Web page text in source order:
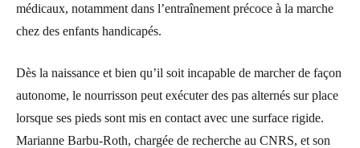
médicaux, notamment dans l’entraînement précoce à la marche
chez des enfants handicapés.
Dès la naissance et bien qu’il soit incapable de marcher de façon
autonome, le nourrisson peut exécuter des pas alternés sur place
lorsque ses pieds sont mis en contact avec une surface rigide.
Marianne Barbu-Roth, chargée de recherche au CNRS, et son